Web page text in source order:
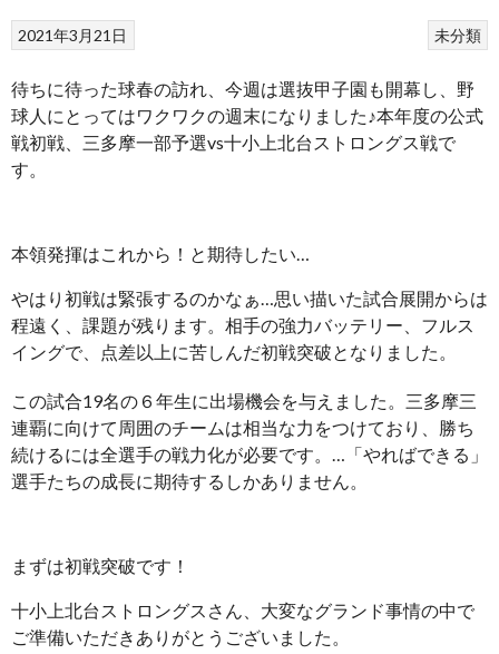
未分類
2021年3月21日
待ちに待った球春の訪れ、今週は選抜甲子園も開幕し、野
球人にとってはワクワクの週末になりました♪本年度の公式
戦初戦、三多摩一部予選vs十小上北台ストロングス戦で
す。
本領発揮はこれから！と期待したい…
やはり初戦は緊張するのかなぁ…思い描いた試合展開からは
程遠く、課題が残ります。相手の強力バッテリー、フルス
イングで、点差以上に苦しんだ初戦突破となりました。
この試合19名の６年生に出場機会を与えました。三多摩三
連覇に向けて周囲のチームは相当な力をつけており、勝ち
続けるには全選手の戦力化が必要です。…「やればできる」
選手たちの成長に期待するしかありません。
まずは初戦突破です！
十小上北台ストロングスさん、大変なグランド事情の中で
ご準備いただきありがとうございました。